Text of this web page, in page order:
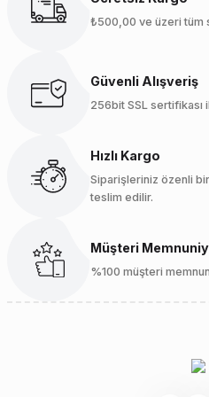
₺500,00 ve üzeri tüm
Güvenli Alışveriş
256bit SSL sertifikası
Hızlı Kargo
Siparişleriniz özenli
teslim edilir.
Müşteri
%100 müşteri